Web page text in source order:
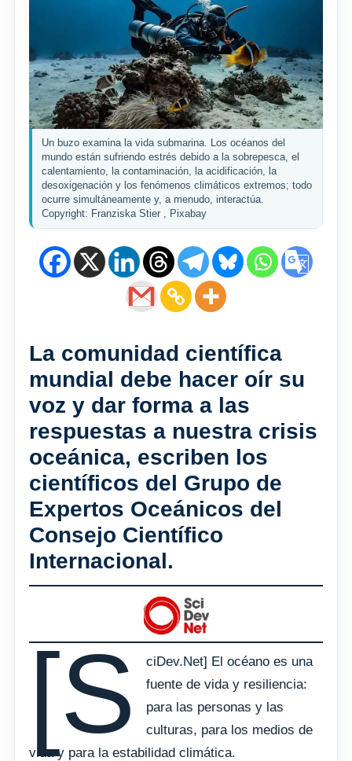
Un buzo examina la vida submarina. Los océanos del
mundo están sufriendo estrés debido a la sobrepesca, el
calentamiento, la contaminación, la acidificación, la
desoxigenación y los fenómenos climáticos extremos; todo
ocurre simultáneamente y, a menudo, interactúa.
Copyright: Franziska Stier , Pixabay
La comunidad científica
mundial debe hacer oír su
voz y dar forma a las
respuestas a nuestra crisis
oceánica, escriben los
científicos del Grupo de
Expertos Oceánicos del
Consejo Científico
Internacional.
[S
ciDev.Net] El océano es una
fuente de vida y resiliencia:
para las personas y las
culturas, para los medios de
vida y para la estabilidad climática.